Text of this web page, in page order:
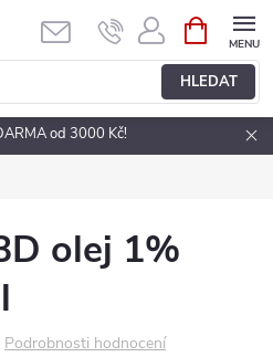
HLEDAT
NÁKUPNÍ
KOŠÍK
od 3000 Kč!
olej 1%
Podrobnosti hodnocení